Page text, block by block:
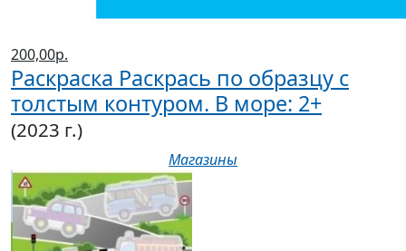
200,00р.
Раскраска Раскрась по образцу с
толстым контуром. В море: 2+
(2023 г.)
Магазины